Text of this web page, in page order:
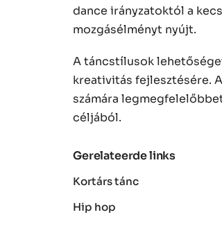
dance irányzatoktól a
mozgásélményt nyújt.
A táncstílusok
kreativitás fejlesztésére.
számára
céljából.
Gerelateerde links
Kortárs tánc
Hip hop